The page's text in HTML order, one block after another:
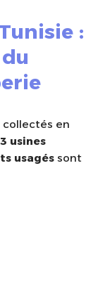
:
en
usines
usagés sont